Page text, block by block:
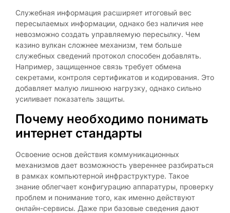
Служебная информация расширяет итоговый вес
пересылаемых информации, однако без наличия нее
невозможно создать управляемую пересылку. Чем
казино вулкан сложнее механизм, тем больше
служебных сведений протокол способен добавлять.
Например, защищенное связь требует обмена
секретами, контроля сертификатов и кодирования. Это
добавляет малую лишнюю нагрузку, однако сильно
усиливает показатель защиты.
Почему необходимо понимать
интернет стандарты
Освоение основ действия коммуникационных
механизмов дает возможность увереннее разбираться
в рамках компьютерной инфраструктуре. Такое
знание облегчает конфигурацию аппаратуры, проверку
проблем и понимание того, как именно действуют
онлайн-сервисы. Даже при базовые сведения дают